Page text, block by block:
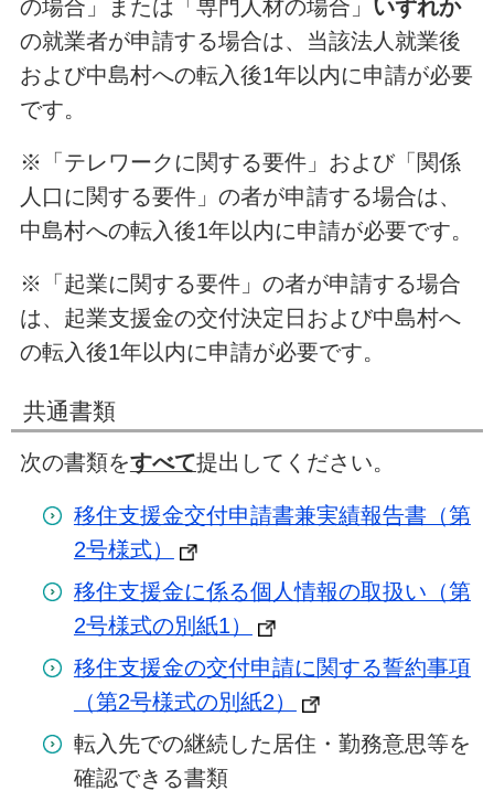
の場合」または「専門人材の場合」 いずれか
の就業者が申請する場合は、当該法人就業後
および中島村への転入後1年以内に申請が必要
です。
※「テレワークに関する要件」および「関係
人口に関する要件」の者が申請する場合は、
中島村への転入後1年以内に申請が必要です。
※「起業に関する要件」の者が申請する場合
は、起業支援金の交付決定日および中島村へ
の転入後1年以内に申請が必要です。
共通書類
次の書類をすべて提出してください。
移住支援金交付申請書兼実績報告書（第
2号様式）
移住支援金に係る個人情報の取扱い（第
2号様式の別紙1）
移住支援金の交付申請に関する誓約事項
（第2号様式の別紙2）
転入先での継続した居住・勤務意思等を
確認できる書類